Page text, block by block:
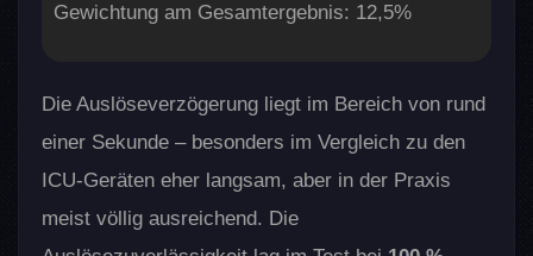
Gewichtung am Gesamtergebnis: 12,5%
Die Auslöseverzögerung liegt im Bereich von rund
einer Sekunde – besonders im Vergleich zu den
ICU-Geräten eher langsam, aber in der Praxis
meist völlig ausreichend. Die